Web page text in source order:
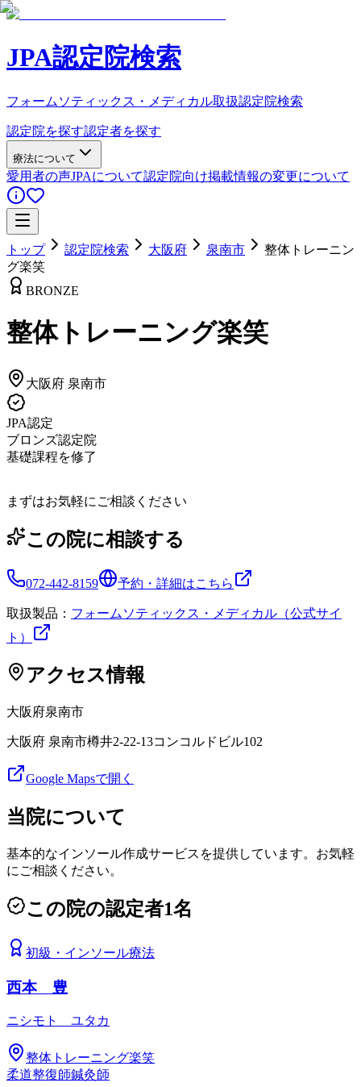
JPA認定院検索
フォームソティックス・メディカル取扱認定院検索
認定院を探す認定者を探す
療法について
愛用者の声JPAについて認定院向け掲載情報の変更について
トップ 認定院検索 大阪府 泉南市
整体トレーニン
グ楽笑
BRONZE
整体トレーニング楽笑
大阪府 泉南市
JPA認定
ブロンズ認定院
基礎課程を修了
まずはお気軽にご相談ください
この院に相談する
072-442-8159 予約・詳細はこちら
取扱製品： フォームソティックス・メディカル（公式サイ
ト）
アクセス情報
大阪府泉南市
大阪府 泉南市樽井2-22-13コンコルドビル102
Google Mapsで開く
当院について
基本的なインソール作成サービスを提供しています。お気軽
にご相談ください。
この院の認定者1名
初級 ・ インソール療法
西本 豊
ニシモト ユタカ
整体トレーニング楽笑
柔道整復師鍼灸師